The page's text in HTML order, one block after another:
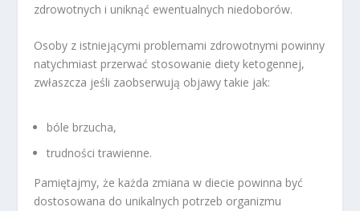
zdrowotnych i uniknąć ewentualnych niedoborów.
Osoby z istniejącymi problemami zdrowotnymi powinny
natychmiast przerwać stosowanie diety ketogennej,
zwłaszcza jeśli zaobserwują objawy takie jak:
bóle brzucha,
trudności trawienne.
Pamiętajmy, że każda zmiana w diecie powinna być
dostosowana do unikalnych potrzeb organizmu